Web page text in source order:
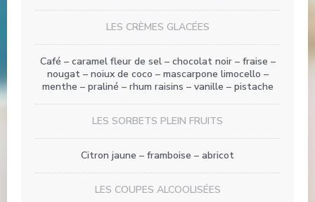
LES CRÈMES GLACÉES
Café – caramel fleur de sel – chocolat noir – fraise –
nougat – noiux de coco – mascarpone limocello –
menthe – praliné – rhum raisins – vanille – pistache
LES SORBETS PLEIN FRUITS
Citron jaune – framboise – abricot
LES COUPES ALCOOLISÉES